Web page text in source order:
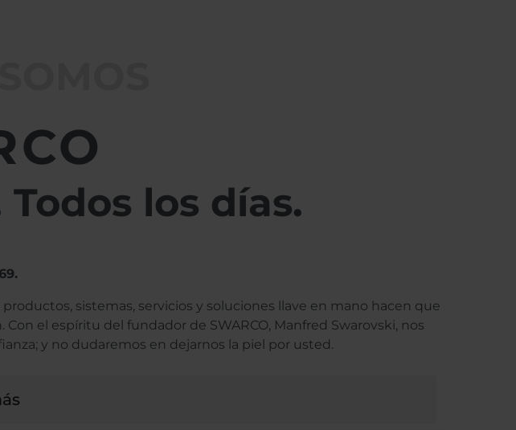
los días.
sistemas, servicios y soluciones llave en mano hacen que
el espíritu del fundador de SWARCO, Manfred Swarovski, nos
y no dudaremos en dejarnos la piel por usted.